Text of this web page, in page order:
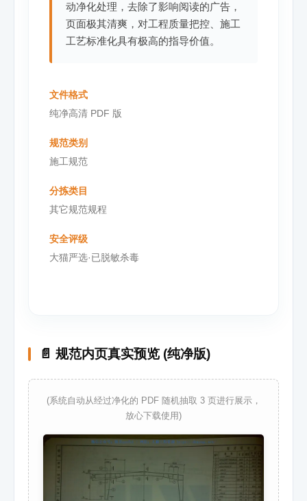
动净化处理，去除了影响阅读的广告，
页面极其清爽，对工程质量把控、施工
工艺标准化具有极高的指导价值。
文件格式
纯净高清 PDF 版
规范类别
施工规范
分拣类目
其它规范规程
安全评级
大猫严选·已脱敏杀毒
📄 规范内页真实预览 (纯净版)
(系统自动从经过净化的 PDF 随机抽取 3 页进行展示，
放心下载使用)